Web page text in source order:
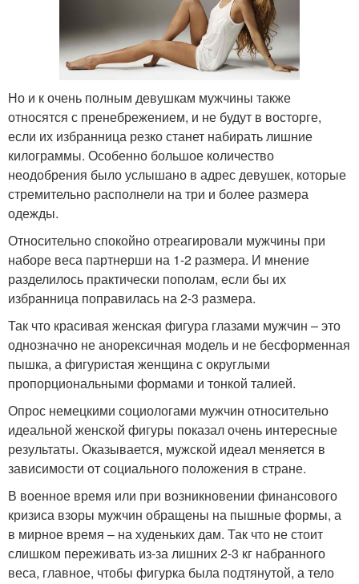
Но и к очень полным девушкам мужчины также
относятся с пренебрежением, и не будут в восторге,
если их избранница резко станет набирать лишние
килограммы. Особенно большое количество
неодобрения было услышано в адрес девушек, которые
стремительно располнели на три и более размера
одежды.
Относительно спокойно отреагировали мужчины при
наборе веса партнерши на 1-2 размера. И мнение
разделилось практически пополам, если бы их
избранница поправилась на 2-3 размера.
Так что красивая женская фигура глазами мужчин – это
однозначно не анорексичная модель и не бесформенная
пышка, а фигуристая женщина с округлыми
пропорциональными формами и тонкой талией.
Опрос немецкими социологами мужчин относительно
идеальной женской фигуры показал очень интересные
результаты. Оказывается, мужской идеал меняется в
зависимости от социального положения в стране.
В военное время или при возникновении финансового
кризиса взоры мужчин обращены на пышные формы, а
в мирное время – на худеньких дам. Так что не стоит
слишком переживать из-за лишних 2-3 кг набранного
веса, главное, чтобы фигурка была подтянутой, а тело